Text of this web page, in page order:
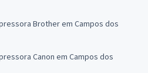
Brother em Campos dos
Canon em Campos dos